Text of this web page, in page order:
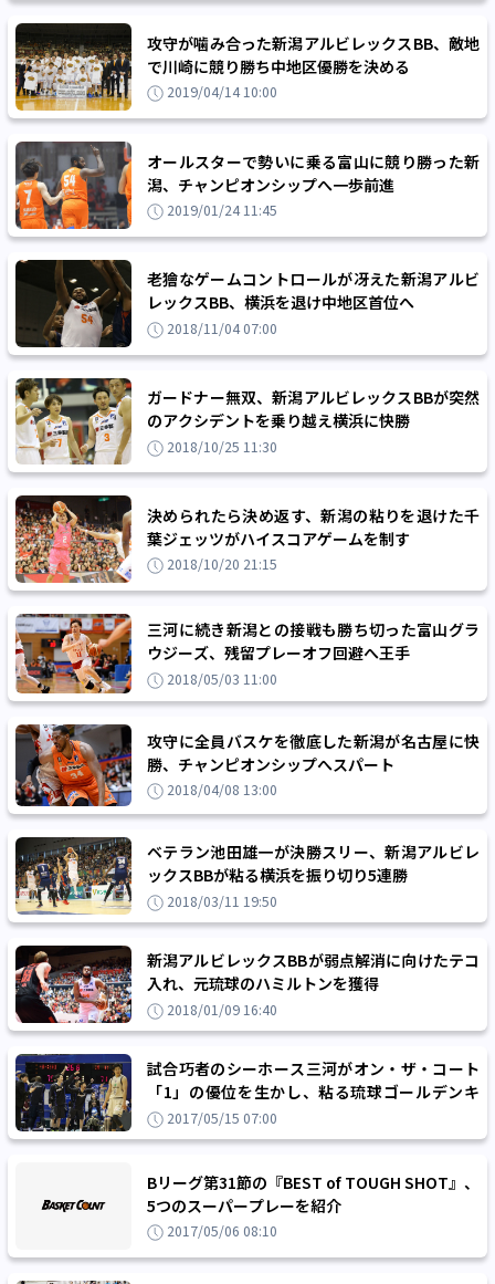
攻守が噛み合った新潟アルビレックスBB、敵地
で川崎に競り勝ち中地区優勝を決める
2019/04/14 10:00
オールスターで勢いに乗る富山に競り勝った新
潟、チャンピオンシップへ一歩前進
2019/01/24 11:45
老獪なゲームコントロールが冴えた新潟アルビ
レックスBB、横浜を退け中地区首位へ
2018/11/04 07:00
ガードナー無双、新潟アルビレックスBBが突然
のアクシデントを乗り越え横浜に快勝
2018/10/25 11:30
決められたら決め返す、新潟の粘りを退けた千
葉ジェッツがハイスコアゲームを制す
2018/10/20 21:15
三河に続き新潟との接戦も勝ち切った富山グラ
ウジーズ、残留プレーオフ回避へ王手
2018/05/03 11:00
攻守に全員バスケを徹底した新潟が名古屋に快
勝、チャンピオンシップへスパート
2018/04/08 13:00
ベテラン池田雄一が決勝スリー、新潟アルビレ
ックスBBが粘る横浜を振り切り5連勝
2018/03/11 19:50
新潟アルビレックスBBが弱点解消に向けたテコ
入れ、元琉球のハミルトンを獲得
2018/01/09 16:40
試合巧者のシーホース三河がオン・ザ・コート
「1」の優位を生かし、粘る琉球ゴールデンキ
ングスを振り切り『4強』進出！
2017/05/15 07:00
Bリーグ第31節の『BEST of TOUGH SHOT』、
5つのスーパープレーを紹介
2017/05/06 08:10